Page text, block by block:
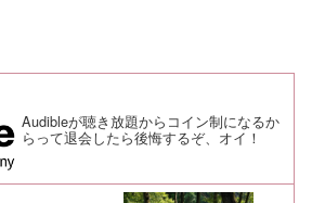
Audibleが聴き放題からコイン制になるか
らって退会したら後悔するぞ、オイ！